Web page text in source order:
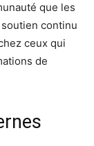
que les
continu
ceux qui
de